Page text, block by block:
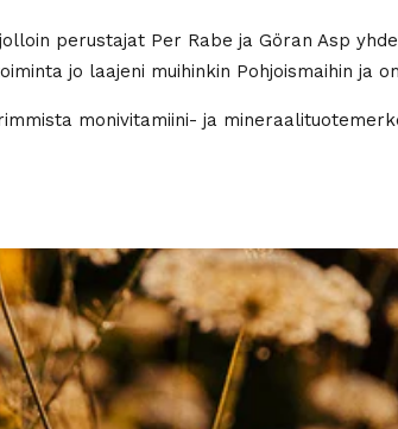
perustajat Per Rabe ja Göran Asp
jo laajeni muihinkin Pohjoismaihin ja
monivitamiini- ja